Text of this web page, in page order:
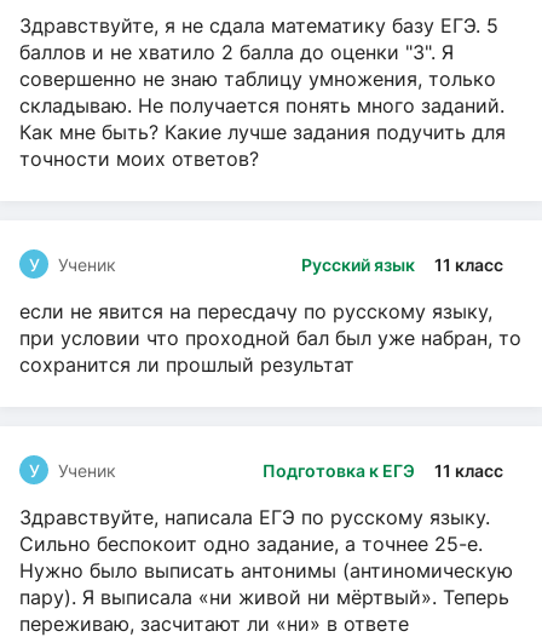
Здравствуйте, я не сдала математику базу ЕГЭ. 5
баллов и не хватило 2 балла до оценки "3". Я
совершенно не знаю таблицу умножения, только
складываю. Не получается понять много заданий.
Как мне быть? Какие лучше задания подучить для
точности моих ответов?
Русский язык 11 класс
У Ученик
если не явится на пересдачу по русскому языку,
при условии что проходной бал был уже набран, то
сохранится ли прошлый результат
Подготовка к ЕГЭ 11 класс
У Ученик
Здравствуйте, написала ЕГЭ по русскому языку.
Сильно беспокоит одно задание, а точнее 25-е.
Нужно было выписать антонимы (антиномическую
пару). Я выписала «ни живой ни мёртвый». Теперь
переживаю, засчитают ли «ни» в ответе